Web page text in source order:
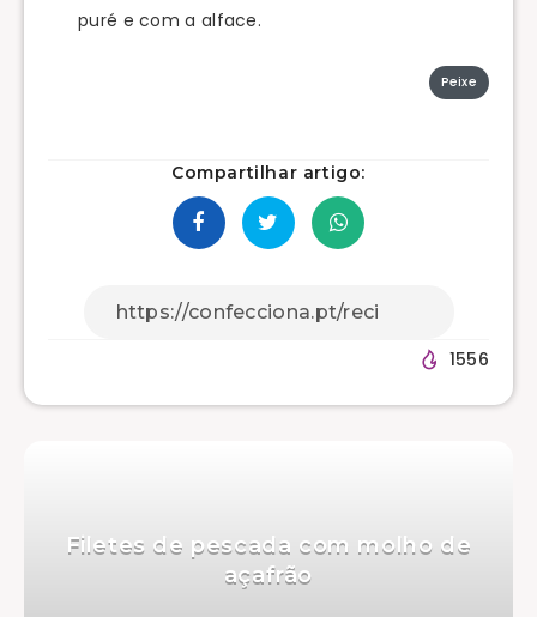
puré e com a alface.
Peixe
Compartilhar artigo:
1556
Filetes de pescada com molho de
açafrão